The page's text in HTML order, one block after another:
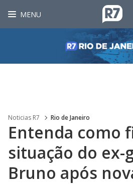
MENU
Noticias R7 Rio de Janeiro
Entenda como
situação do ex-
Bruno após